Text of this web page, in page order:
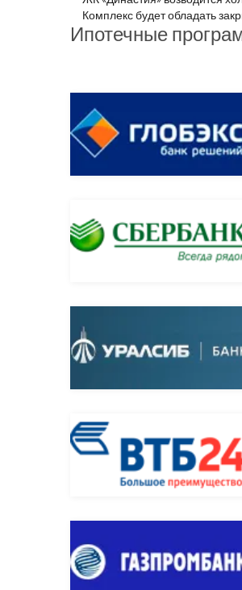
Комплекс будет обладать
Ипотечные